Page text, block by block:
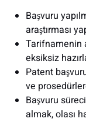
Başvuru
araştırması
Tarifnamenin
eksiksiz
Patent
ve
Başvuru
almak, olası